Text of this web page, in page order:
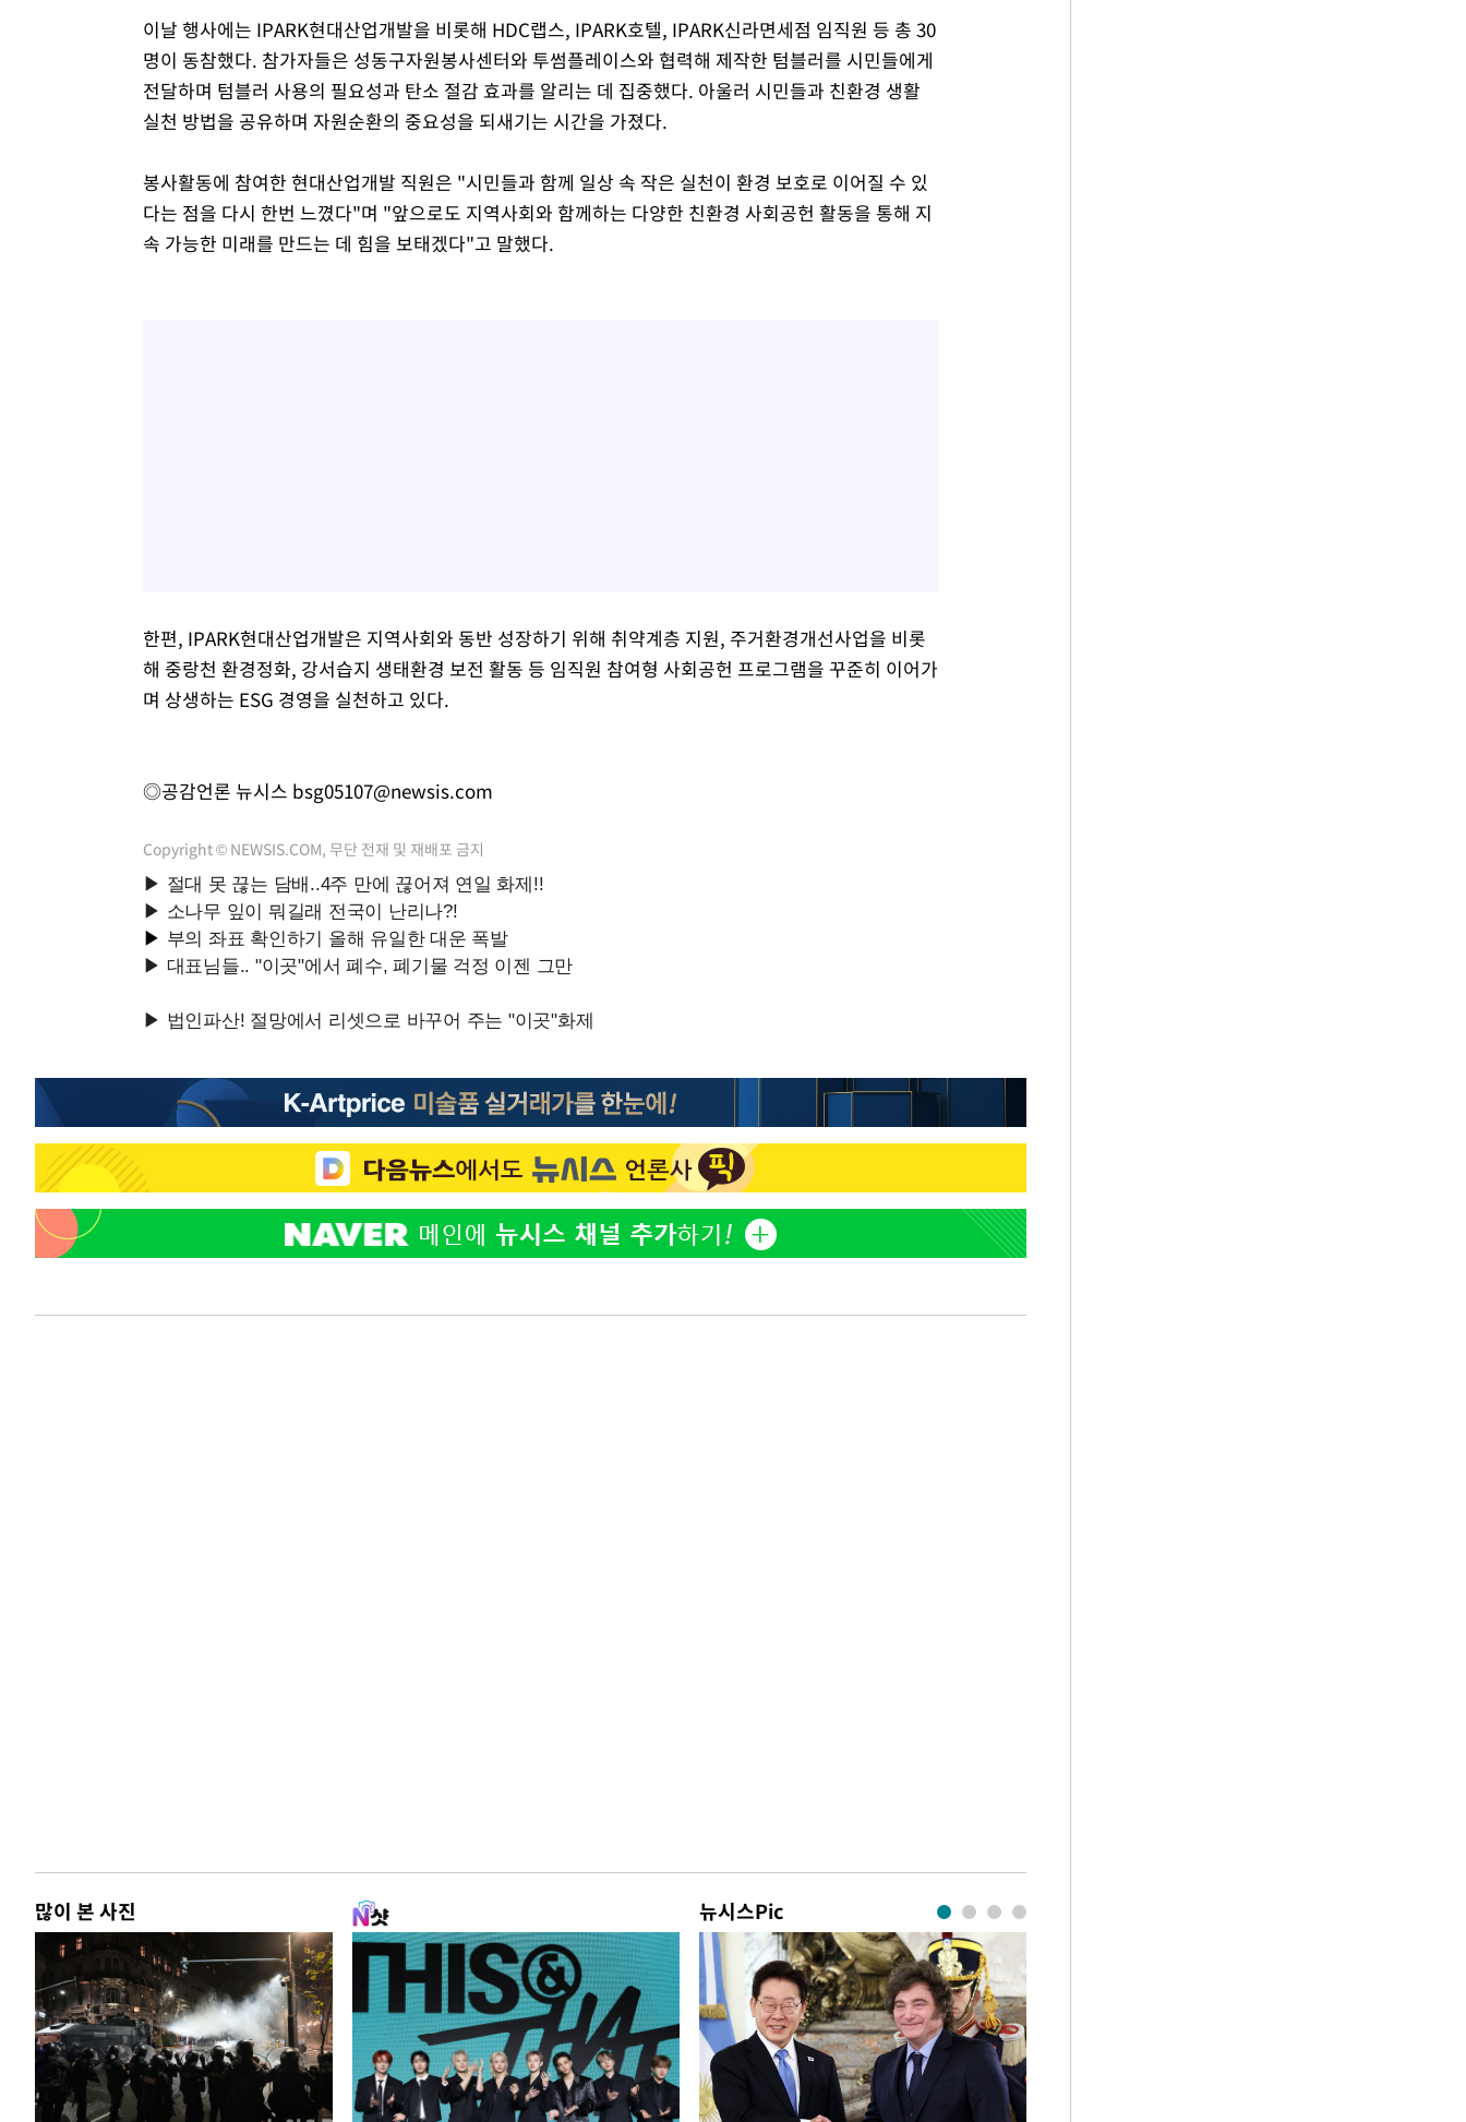
이날 행사에는 IPARK현대산업개발을 비롯해 HDC랩스, IPARK호텔, IPARK신라면세점 임직원 등 총 30
명이 동참했다. 참가자들은 성동구자원봉사센터와 투썸플레이스와 협력해 제작한 텀블러를 시민들에게
전달하며 텀블러 사용의 필요성과 탄소 절감 효과를 알리는 데 집중했다. 아울러 시민들과 친환경 생활
실천 방법을 공유하며 자원순환의 중요성을 되새기는 시간을 가졌다.
봉사활동에 참여한 현대산업개발 직원은 "시민들과 함께 일상 속 작은 실천이 환경 보호로 이어질 수 있
다는 점을 다시 한번 느꼈다"며 "앞으로도 지역사회와 함께하는 다양한 친환경 사회공헌 활동을 통해 지
속 가능한 미래를 만드는 데 힘을 보태겠다"고 말했다.
한편, IPARK현대산업개발은 지역사회와 동반 성장하기 위해 취약계층 지원, 주거환경개선사업을 비롯
해 중랑천 환경정화, 강서습지 생태환경 보전 활동 등 임직원 참여형 사회공헌 프로그램을 꾸준히 이어가
며 상생하는 ESG 경영을 실천하고 있다.
◎공감언론 뉴시스 bsg05107@newsis.com
Copyright © NEWSIS.COM, 무단 전재 및 재배포 금지
많이 본 사진 뉴시스Pic